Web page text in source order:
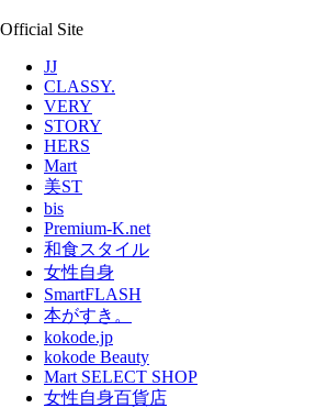
Official Site
JJ
CLASSY.
VERY
STORY
HERS
Mart
美ST
bis
Premium-K.net
和食スタイル
女性自身
SmartFLASH
本がすき。
kokode.jp
kokode Beauty
Mart SELECT SHOP
女性自身百貨店